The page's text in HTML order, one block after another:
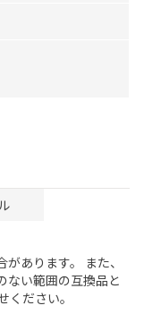
あります。 また、
ない範囲の互換品と
ださい。